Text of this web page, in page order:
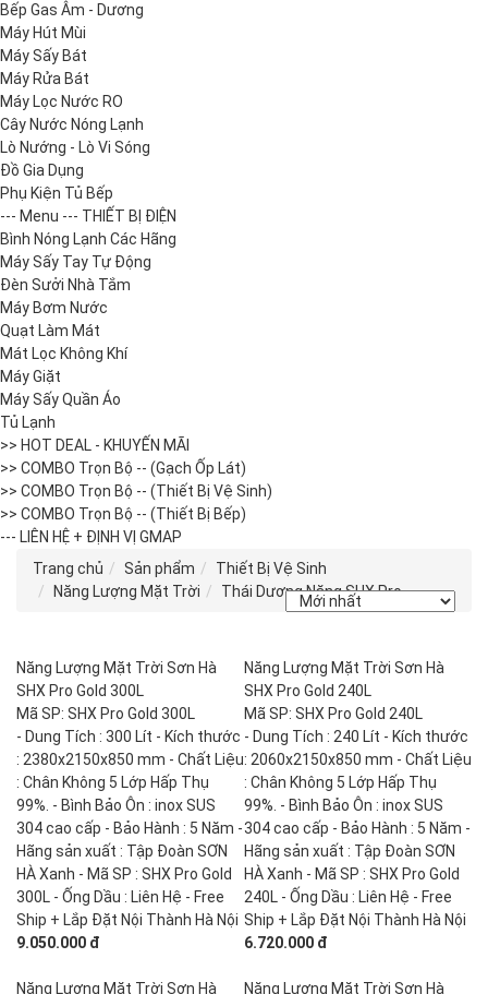
Bếp Gas Âm - Dương
Máy Hút Mùi
Máy Sấy Bát
Máy Rửa Bát
Máy Lọc Nước RO
Cây Nước Nóng Lạnh
Lò Nướng - Lò Vi Sóng
Đồ Gia Dụng
Phụ Kiện Tủ Bếp
--- Menu --- THIẾT BỊ ĐIỆN
Bình Nóng Lạnh Các Hãng
Máy Sấy Tay Tự Động
Đèn Sưởi Nhà Tắm
Máy Bơm Nước
Quạt Làm Mát
Mát Lọc Không Khí
Máy Giặt
Máy Sấy Quần Áo
Tủ Lạnh
>> HOT DEAL - KHUYẾN MÃI
>> COMBO Trọn Bộ -- (Gạch Ốp Lát)
>> COMBO Trọn Bộ -- (Thiết Bị Vệ Sinh)
>> COMBO Trọn Bộ -- (Thiết Bị Bếp)
--- LIÊN HỆ + ĐỊNH VỊ GMAP
Trang chủ
Sản phẩm
Thiết Bị Vệ Sinh
Năng Lượng Mặt Trời
Thái Dương Năng SHX Pro
Năng Lượng Mặt Trời Sơn Hà
SHX Pro Gold 300L
Mã SP: SHX Pro Gold 300L
- Dung Tích : 300 Lít - Kích thước
: 2380x2150x850 mm - Chất Liệu
: Chân Không 5 Lớp Hấp Thụ
99%. - Bình Bảo Ôn : inox SUS
304 cao cấp - Bảo Hành : 5 Năm -
Hãng sản xuất : Tập Đoàn SƠN
HÀ Xanh - Mã SP : SHX Pro Gold
300L - Ống Dầu : Liên Hệ - Free
Ship + Lắp Đặt Nội Thành Hà Nội
9.050.000 đ
Năng Lượng Mặt Trời Sơn Hà
SHX Pro Gold 240L
Mã SP: SHX Pro Gold 240L
- Dung Tích : 240 Lít - Kích thước
: 2060x2150x850 mm - Chất Liệu
: Chân Không 5 Lớp Hấp Thụ
99%. - Bình Bảo Ôn : inox SUS
304 cao cấp - Bảo Hành : 5 Năm -
Hãng sản xuất : Tập Đoàn SƠN
HÀ Xanh - Mã SP : SHX Pro Gold
240L - Ống Dầu : Liên Hệ - Free
Ship + Lắp Đặt Nội Thành Hà Nội
6.720.000 đ
Năng Lượng Mặt Trời Sơn Hà
Năng Lượng Mặt Trời Sơn Hà